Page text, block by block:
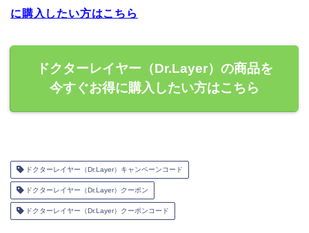
に購入したい方はこちら
ドクターレイヤー（Dr.Layer）の商品を
今すぐお得に購入したい方はこちら
ドクターレイヤー（Dr.Layer）キャンペーンコード
ドクターレイヤー（Dr.Layer）クーポン
ドクターレイヤー（Dr.Layer）クーポンコード